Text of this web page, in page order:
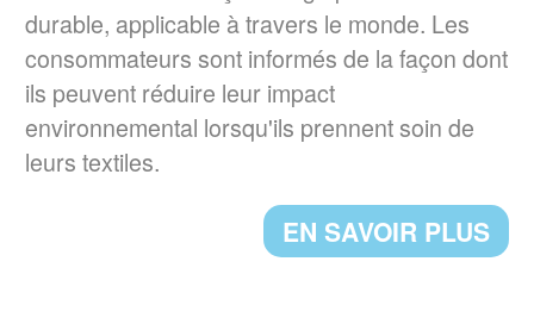
2022, l'apposition d'une
signalétique TRIMAN et d'une info-tri sur les
produits tels que les textiles d'habillement, le
linge de maison et les chaussures.
UN NOUVEAU PRESIDENT POUR LE
durable, applicable à travers le monde. Les
consommateurs sont informés de la façon dont
ils peuvent réduire leur impact
environnemental lorsqu'ils prennent soin de
leurs textiles.
EN SAVOIR PLUS